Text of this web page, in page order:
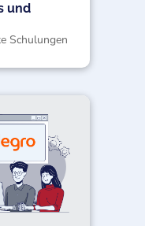
und
Schulungen